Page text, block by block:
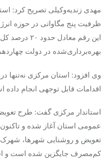
مهدی زندیه‌وکیلی تصریح کرد:
این رقم معادل حدود ۲۰ درصد کل ظرفیت نیروگاه‌های
بهره‌برداری‌شده در دولت
وی افزود: استان مرکزی نه‌تنها
اقدامات قابل توجهی انجام داده
تعویض و روشنایی شهرها،
کم‌مصرف جایگزین شده است و